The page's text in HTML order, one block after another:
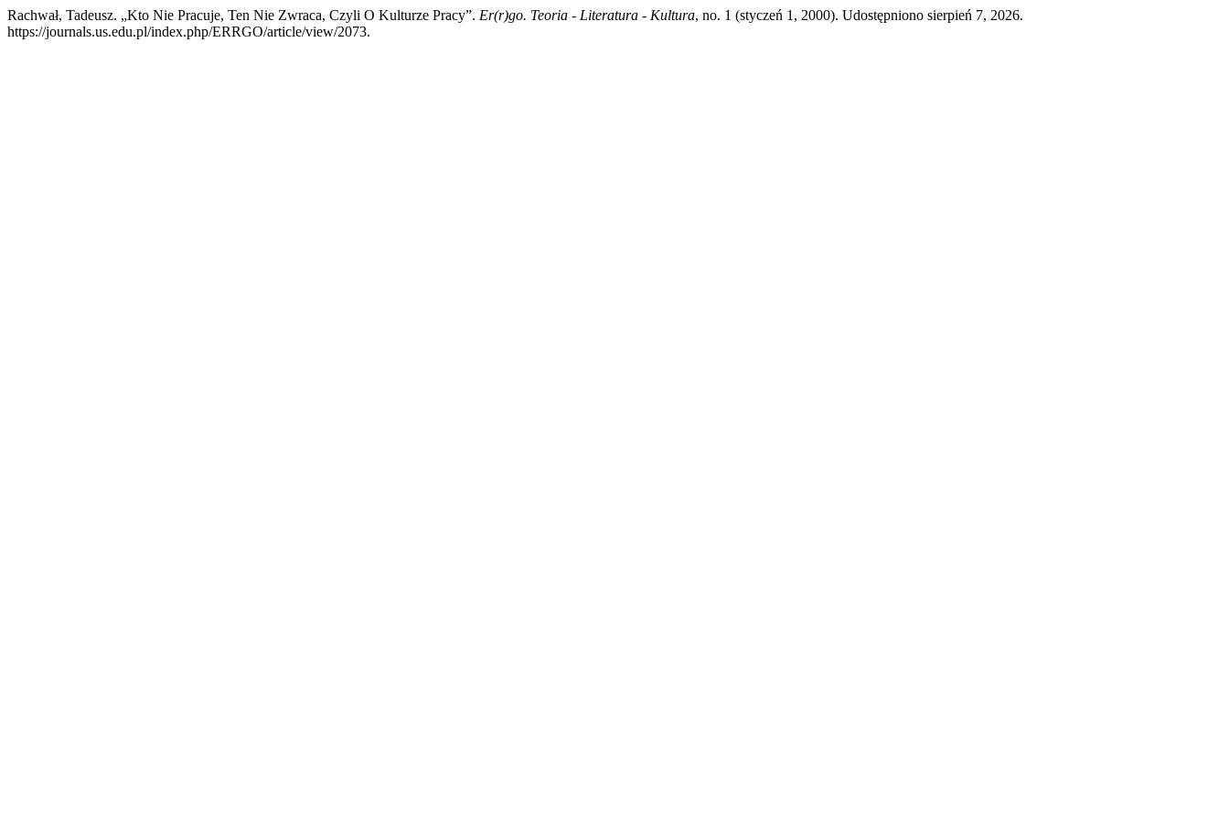
Rachwał, Tadeusz. „Kto Nie Pracuje, Ten Nie Zwraca, Czyli O Kulturze Pracy”. Er(r)go. Teoria - Literatura - Kultura, no. 1 (styczeń 1, 2000). Udostępniono sierpień 7, 2026.
https://journals.us.edu.pl/index.php/ERRGO/article/view/2073.